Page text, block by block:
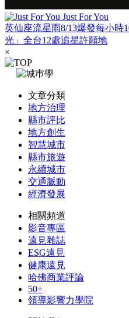
Just For You
英仙座流星雨8/13爆發每小時
光」全台12處追星許願地
×
文章分類
地方治理
縣市評比
地方創生
智慧城市
縣市旅遊
永續城市
交通脈動
經濟發展
相關頻道
影音專區
遠見雜誌
ESG遠見
健康遠見
哈佛商業評論
50+
領導影響力學院